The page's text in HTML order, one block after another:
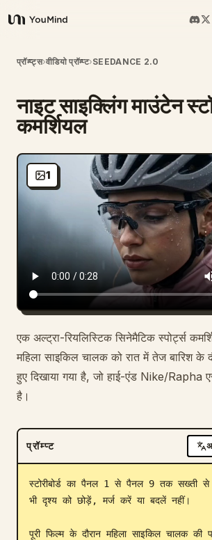
YouMind
अवलोकन
उपयोग के मामले
कौशल
प्रॉम्प्ट
मूल्य निर्धारण
डाउनलोड
ब्लॉग
अपडेट
प्रॉम्प्ट्स›वीडियो प्रॉम्प्ट›SEEDANCE 2.0
नाइट साइक्लिंग माउंटेन
कमर्शियल
1
एक अल्ट्रा-रियलिस्टिक सिनेमैटिक स्पोर्ट्स
महिला साइकिल चालक को रात में तेज बारिश के
हुए दिखाया गया है, जो हाई-एंड Nike/Rapha
है।
प्रॉम्प्ट
स्टोरीबोर्ड का पैनल 1 से पैनल 9 तक सख्ती से
भी दृश्य को छोड़ें, मर्ज करें या बदलें नहीं।
पूरी फिल्म के दौरान महिला साइकिल चालक की